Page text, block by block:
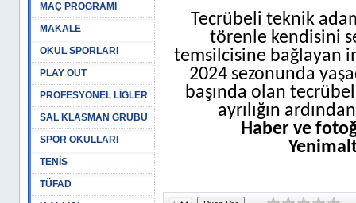
MAÇ PROGRAMI
MAKALE
OKUL SPORLARI
PLAY OUT
PROFESYONEL LİGLER
SAL KLASMAN GRUBU
SPOR OKULLARI
TENİS
TÜFAD
Tecrübeli teknik
törenle kendisini
temsilcisine bağlayan
2024 sezonunda
başında olan tecrübeli
ayrılığın
Haber ve